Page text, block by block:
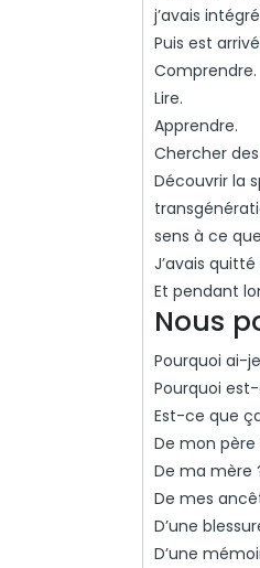
j’avais
Puis est
Comprendre.
Lire.
Apprendre.
Chercher
Découvrir la
sens à ce
J’avais
Et pendant
Nous
Pourquoi ai-
Pourquoi
Est-ce que
De mon père
De ma mère
De mes
D’une
D’une